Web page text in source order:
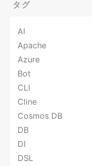
タグ
AI
Apache
Azure
Bot
CLI
Cline
Cosmos DB
DB
DI
DSL